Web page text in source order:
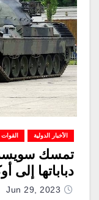
الأخبار الدولية القوات
تمسك
دباباتها إلى
Jun 29, 2023